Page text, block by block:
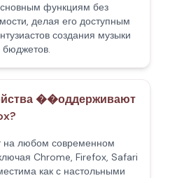
функциям без
делая его доступным
создания музыки
бюджетов.
��оддерживают
на любом современном
Chrome, Firefox, Safari
как с настольными